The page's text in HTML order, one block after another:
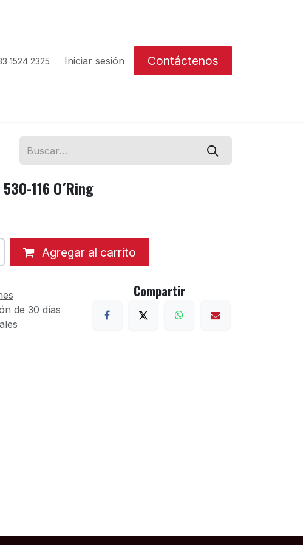
1524 2325 Iniciar sesión Contáctenos
116 O´Ring
Agregar al carrito
de 30 días
Compartir